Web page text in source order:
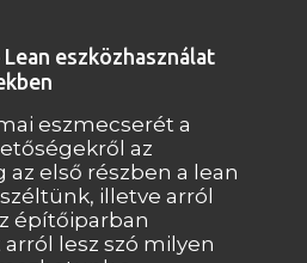
eszközhasználat
eszmecserét a
az
első részben a lean
illetve arról
építőiparban
lesz szó milyen